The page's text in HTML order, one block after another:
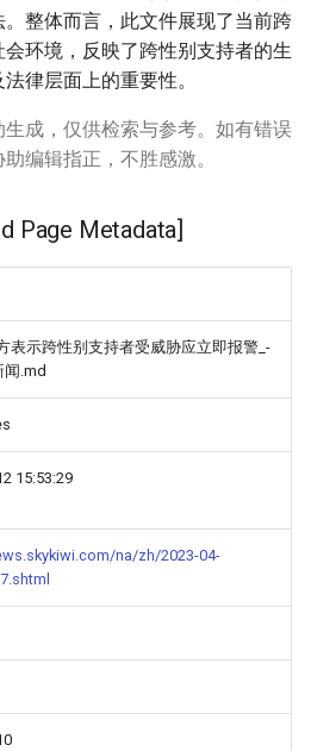
整体而言，此文件展现了当前跨
环境，反映了跨性别支持者的生
律层面上的重要性。
成，仅供检索与参考。如有错误
编辑指正，不胜感激。
Page Metadata]
表示跨性别支持者受威胁应立即报警_-
闻.md
15:53:29
na/zh/2023-04-